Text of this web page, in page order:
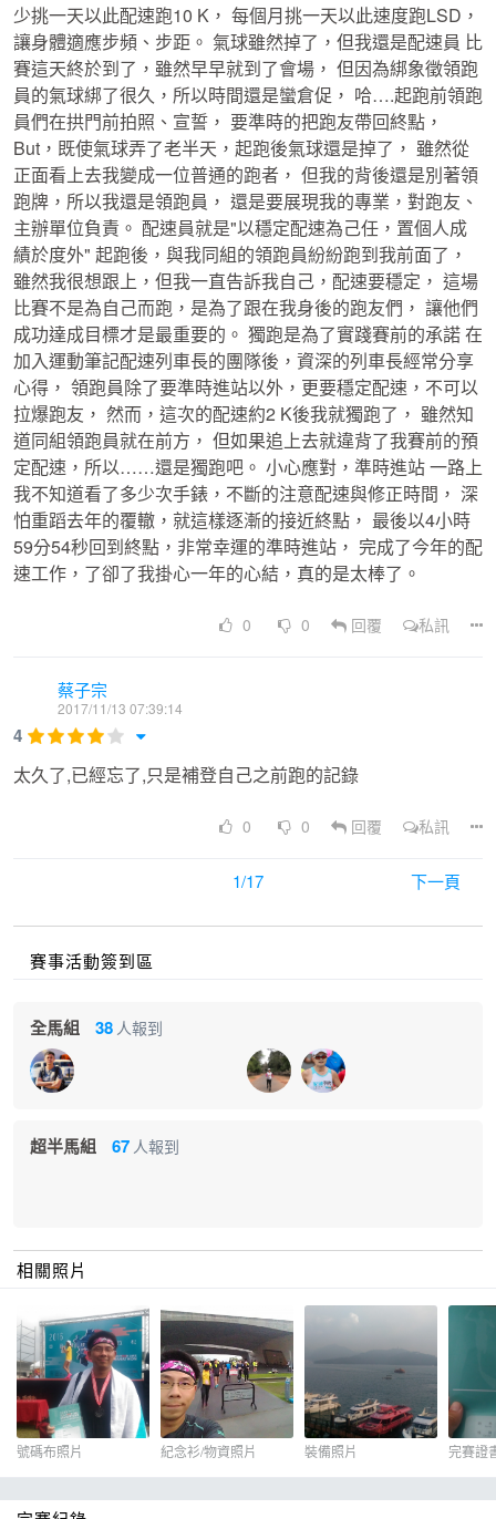
少挑一天以此配速跑10 K， 每個月挑一天以此速度跑LSD，
讓身體適應步頻、步距。 氣球雖然掉了，但我還是配速員 比
賽這天終於到了，雖然早早就到了會場， 但因為綁象徵領跑
員的氣球綁了很久，所以時間還是蠻倉促， 哈….起跑前領跑
員們在拱門前拍照、宣誓， 要準時的把跑友帶回終點，
But，既使氣球弄了老半天，起跑後氣球還是掉了， 雖然從
正面看上去我變成一位普通的跑者， 但我的背後還是別著領
跑牌，所以我還是領跑員， 還是要展現我的專業，對跑友、
主辦單位負責。 配速員就是"以穩定配速為己任，置個人成
績於度外" 起跑後，與我同組的領跑員紛紛跑到我前面了，
雖然我很想跟上，但我一直告訴我自己，配速要穩定， 這場
比賽不是為自己而跑，是為了跟在我身後的跑友們， 讓他們
成功達成目標才是最重要的。 獨跑是為了實踐賽前的承諾 在
加入運動筆記配速列車長的團隊後，資深的列車長經常分享
心得， 領跑員除了要準時進站以外，更要穩定配速，不可以
拉爆跑友， 然而，這次的配速約2 K後我就獨跑了， 雖然知
道同組領跑員就在前方， 但如果追上去就違背了我賽前的預
定配速，所以……還是獨跑吧。 小心應對，準時進站 一路上
我不知道看了多少次手錶，不斷的注意配速與修正時間， 深
怕重蹈去年的覆轍，就這樣逐漸的接近終點， 最後以4小時
59分54秒回到終點，非常幸運的準時進站， 完成了今年的配
速工作，了卻了我掛心一年的心結，真的是太棒了。
0 0 回覆 私訊
蔡子宗
2017/11/13 07:39:14
4
太久了,已經忘了,只是補登自己之前跑的記錄
0 0 回覆 私訊
1/17 下一頁
賽事活動簽到區
全馬組 38 人報到
超半馬組 67 人報到
相關照片
號碼布照片 紀念衫/物資照片 裝備照片 完賽證